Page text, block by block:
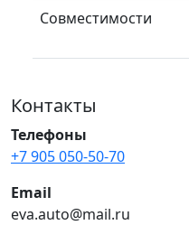
Совместимости
Контакты
Телефоны
+7 905 050-50-70
Email
eva.auto@mail.ru